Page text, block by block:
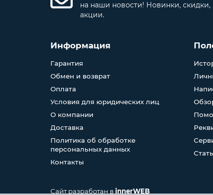
на наши новости! Новинки, скидки,
акции.
Информация
Гарантия
Обмен и возврат
Оплата
Условия для юридических лиц
О компании
Доставка
Политика об обработке
персональных данных
Контакты
Сайт разработан вinnerWEB